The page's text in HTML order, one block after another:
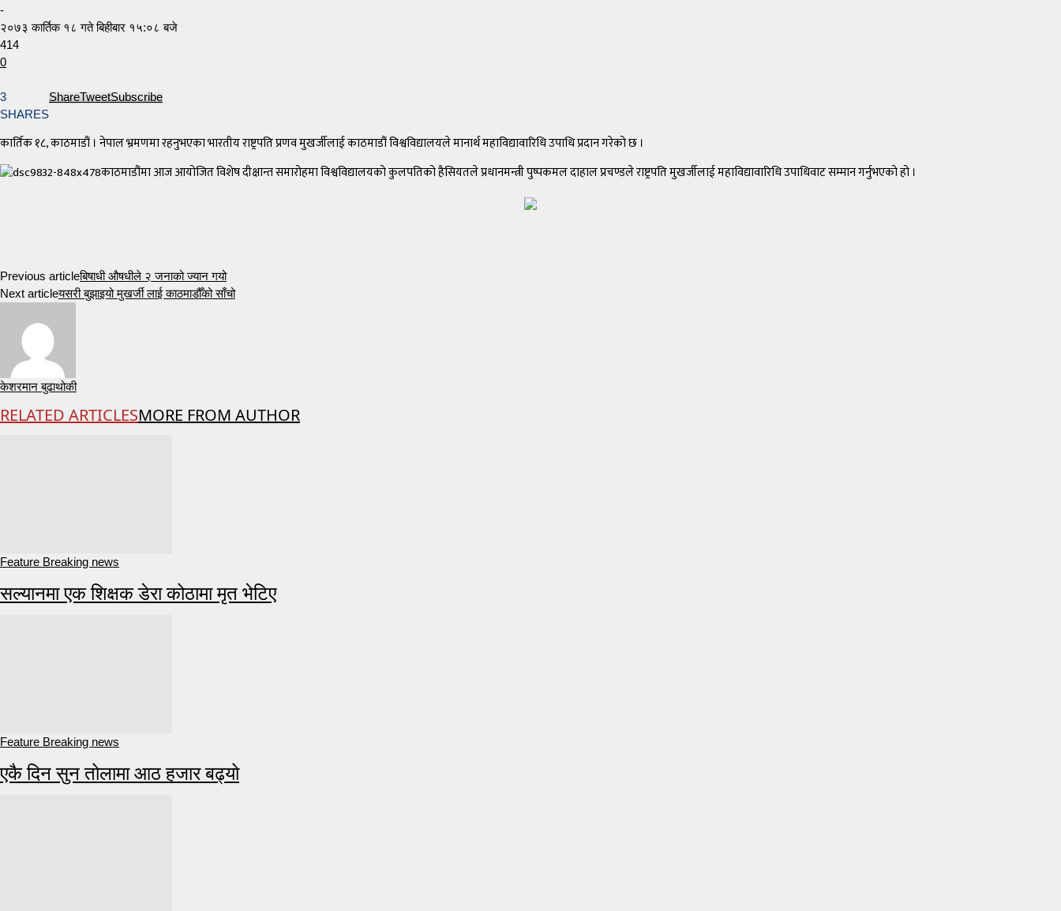
-
२०७३ कार्तिक १८ गते बिहीबार १५:०८ बजे
414
0
3
SHARES
ShareTweetSubscribe
कार्तिक १८, काठमाडौं । नेपाल भ्रमणमा रहनुभएका भारतीय राष्ट्रपति प्रणव मुखर्जीलाई काठमाडौं विश्वविद्यालयले मानार्थ महाविद्यावारिधि उपाधि प्रदान गरेको छ ।
काठमाडौंमा आज आयोजित विशेष दीक्षान्त समारोहमा विश्वविद्यालयको कुलपतिको हैसियतले प्रधानमन्त्री पुष्पकमल दाहाल प्रचण्डले राष्ट्रपति मुखर्जीलाई महाविद्यावारिधि उपाधिवाट सम्मान गर्नुभएको हो ।
Previous articleबिषाधी औषधीले २ जनाको ज्यान गयो
Next articleयसरी बुझाइयो मुखर्जी लाई काठमाडौँको साँचो
केशरमान बुढाथोकी
RELATED ARTICLESMORE FROM AUTHOR
Feature Breaking news
सल्यानमा एक शिक्षक डेरा कोठामा मृत भेटिए
Feature Breaking news
एकै दिन सुन तोलामा आठ हजार बढ्यो